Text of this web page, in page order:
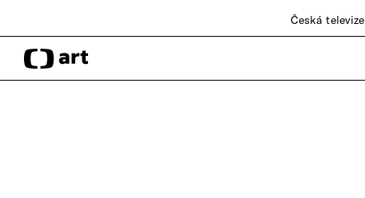
Česká televize